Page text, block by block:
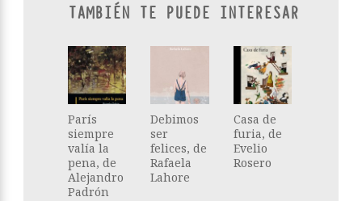
TAMBIÉN TE PUEDE INTERESAR
París
siempre
valía la
pena, de
Alejandro
Padrón
Debimos
ser
felices, de
Rafaela
Lahore
Casa de
furia, de
Evelio
Rosero